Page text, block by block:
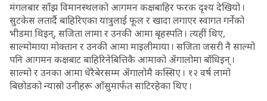
मंगलबार साँझ विमानस्थलको आगमन कक्षबाहिर फरक दृश्य देखियो ।
सुटकेस लतार्दै बाहिरिएका यात्रुलाई फूल र खादा लगाएर स्वागत गर्नेको
भीडमा थिइन्, सजिता लामा र उनकी आमा बृहस्पति । त्यहीं थिए,
साल्मोमाया मोक्तान र उनकी आमा माइलीमाया । सजिता जसरी नै साल्मो
पनि आगमन कक्षबाट बाहिरिनेबित्तिकै आमाको अँगालोमा बाँधिइन् ।
साल्मो र उनका आमा धेरैबेरसम्म अँगालोमै कस्सिए । १२ वर्ष लामो
बिछोडको न्यास्रो उनीहरू आँसुमार्फत साटिरहेका थिए ।